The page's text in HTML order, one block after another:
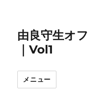
由良守生オ
｜Vol1
メニュー